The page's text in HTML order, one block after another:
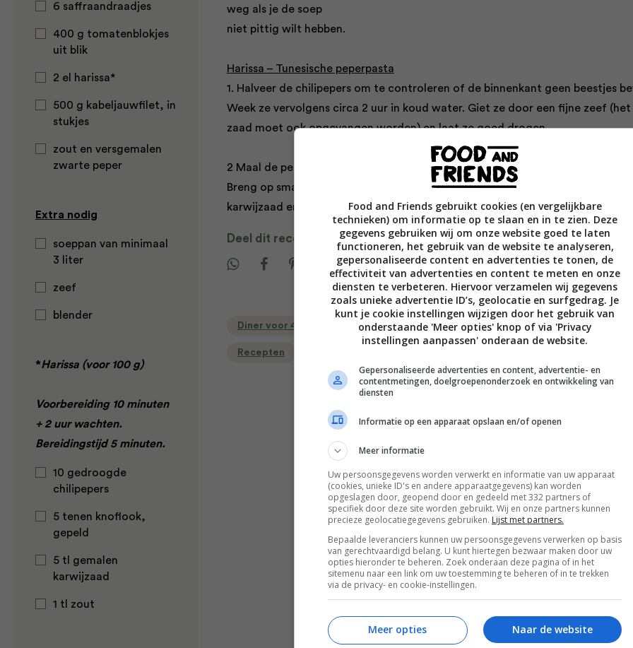
6 saffraandraadjes
400 g tomatenblokjes
uit blik
2 el harissa*
500 g kabeljauwfilet, in
stukjes
zout en versgemalen
zwarte peper
Extra nodig
soeppan van minimaal
3 liter
zeef
blender
*Harissa (voor 100 g)
Voorbereiding 10 minuten
+ 2 uur wachten.
Bereidingstijd 5 minuten.
10 gedroogde
chilipepers
5 tenen knoflook,
gepeld
5 tl gemalen
karwijzaad
1 tl zout
weg als je de soep
niet pittig wilt hebben.
Harissa – Tunesische peperpasta
1. Halveer de chilipepers om te controleren of de binnenkant geen beestjes
Week ze vervolgens circa 2 uur in koud water. Giet ze door een fijne zeef (het
zaad moet ook opgevangen worden) en laat ze goed drogen.
2 Maal de pepers samen met de knoflook in een keukenmachine tot een
Breng op smaak met het
karwijzaad en zout.
Deel dit recept
Bewaar
Diner voor 4 of meer Gangen Gelegenheid Hoofdgerecht
Recepten
Food and Friends gebruikt cookies (en vergelijkbare
technieken) om informatie op te slaan en in te zien. Deze
gegevens gebruiken wij om onze website goed te laten
functioneren, het gebruik van de website te analyseren,
gepersonaliseerde content en advertenties te tonen, de
effectiviteit van advertenties en content te meten en onze
diensten te verbeteren. Hiervoor verzamelen wij gegevens
zoals unieke advertentie ID’s, geolocatie en surfgedrag. Je
kunt je cookie instellingen wijzigen door het gebruik van
onderstaande 'Meer opties' knop of via 'Privacy
instellingen aanpassen' onderaan de website.
Gepersonaliseerde advertenties en content, advertentie- en
contentmetingen, doelgroepenonderzoek en ontwikkeling van
diensten
Informatie op een apparaat opslaan en/of openen
Meer informatie
Uw persoonsgegevens worden verwerkt en informatie van uw apparaat
(cookies, unieke ID's en andere apparaatgegevens) kan worden
opgeslagen door, geopend door en gedeeld met 332 partners of
specifiek door deze site worden gebruikt. Wij en onze partners kunnen
precieze geolocatiegegevens gebruiken. Lijst met partners.
Bepaalde leveranciers kunnen uw persoonsgegevens verwerken op basis
van gerechtvaardigd belang. U kunt hiertegen bezwaar maken door uw
opties hieronder te beheren. Zoek onderaan deze pagina of in het
sitemenu naar een link om uw toestemming te beheren of in te trekken
via de privacy- en cookie-instellingen.
Naar de website
Meer opties